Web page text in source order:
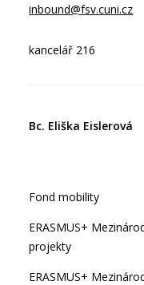
inbound@fsv.cuni.cz
kancelář 216
Bc. Eliška Eislerová
Fond mobility
ERASMUS+
projekty
ERASMUS+